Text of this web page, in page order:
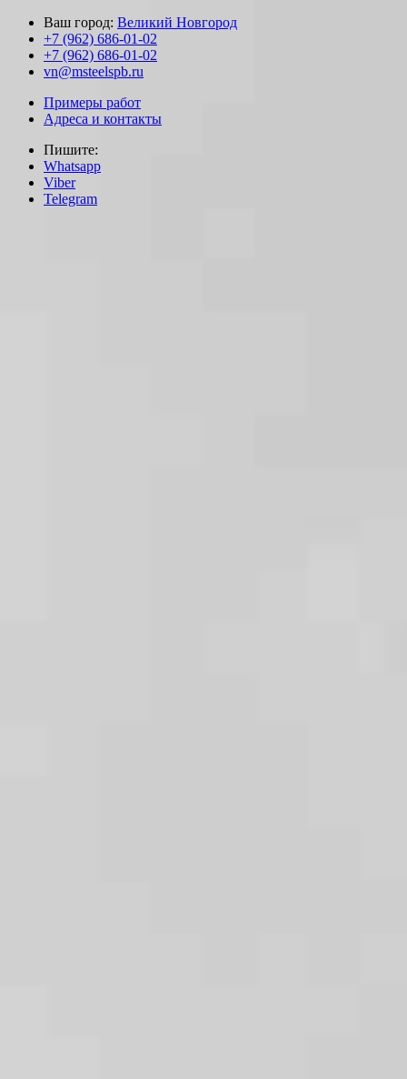
Ваш город: Великий Новгород
+7 (962) 686-01-02
+7 (962) 686-01-02
vn@msteelspb.ru
Примеры работ
Адреса и контакты
Пишите:
Whatsapp
Viber
Telegram